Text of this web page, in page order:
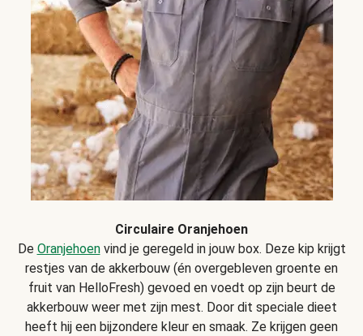
Circulaire Oranjehoen
De Oranjehoenvind je geregeld in jouw box. Deze kip krijgt
restjes van de akkerbouw (én overgebleven groente en
fruit van HelloFresh) gevoed en voedt op zijn beurt de
akkerbouw weer met zijn mest. Door dit speciale dieet
heeft hij een bijzondere kleur en smaak. Ze krijgen geen